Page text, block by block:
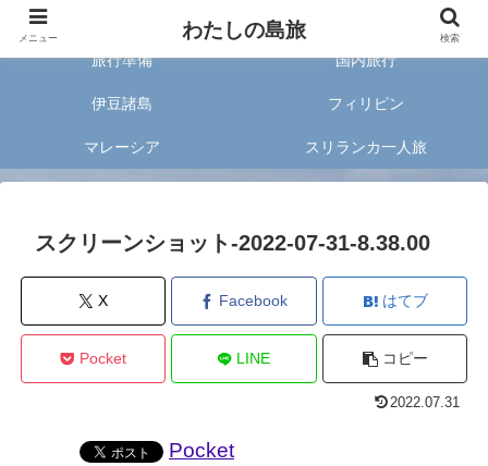
旅好きな20代女子が案内する旅のあれこれ✈︎
旅行準備 国内旅行
伊豆諸島 フィリピン
マレーシア スリランカ一人旅
スクリーンショット-2022-07-31-8.38.00
X Facebook はてブ
Pocket LINE コピー
2022.07.31
Pocket
メニュー わたしの島旅 検索